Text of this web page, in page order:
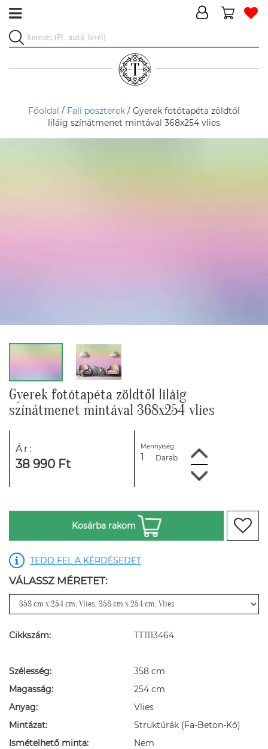
Főoldal / Fali poszterek / Gyerek fotótapéta zöldtől
liláig színátmenet mintával 368x254 vlies
Gyerek fotótapéta zöldtől liláig
színátmenet mintával 368x254 vlies
Ár:
38 990 Ft
Mennyiség:
Darab
Kosárba rakom
TEDD FEL A KÉRDÉSEDET
VÁLASSZ MÉRETET:
Cikkszám: TT1113464
Szélesség:
358 cm
Magasság:
254 cm
Anyag:
Vlies
Mintázat:
Struktúrák (Fa-Beton-Kő)
Ismételhető minta:
Nem